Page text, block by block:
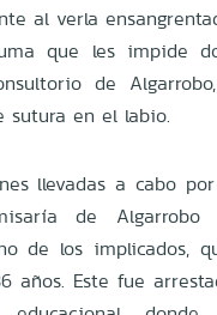
al verla
que les impide
de
sutura en el labio.
llevadas a cabo
de Algarrobo
de los implicados,
años. Este fue